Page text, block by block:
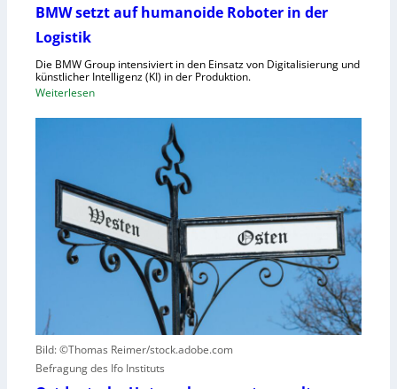
o
n
u
N
I
S
-
p
a
i
e
n
v
e
c
BMW setzt auf humanoide Roboter in der
Logistik
Die BMW Group intensiviert in den Einsatz von Digitalisierung und
künstlicher Intelligenz (KI) in der Produktion.
Weiterlesen:
t
z
t
a
u
m
a
Bild: ©Thomas Reimer/stock.adobe.com
Befragung des Ifo Instituts